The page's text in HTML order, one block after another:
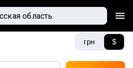
грн $